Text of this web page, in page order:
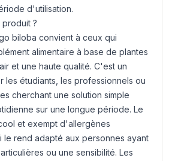
d'utilisation.
?
biloba convient à ceux qui
alimentaire à base de plantes
et une haute qualité. C'est un
les étudiants, les professionnels ou
cherchant une solution simple
sur une longue période. Le
et exempt d'allergènes
le rend adapté aux personnes ayant
ou une sensibilité. Les